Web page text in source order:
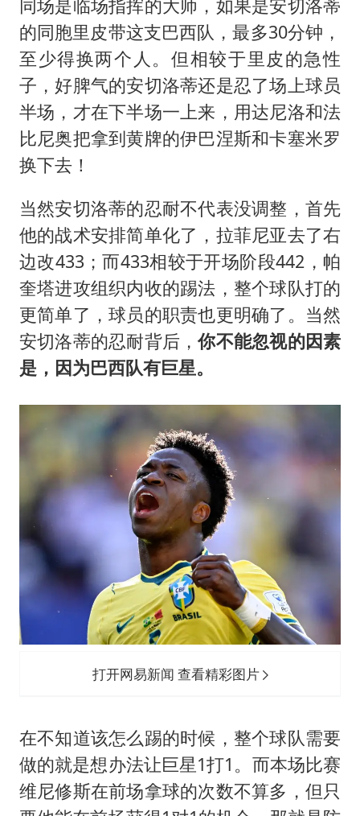
同场是临场指挥的大师，如果是安切洛蒂
的同胞里皮带这支巴西队，最多30分钟，
至少得换两个人。但相较于里皮的急性
子，好脾气的安切洛蒂还是忍了场上球员
半场，才在下半场一上来，用达尼洛和法
比尼奥把拿到黄牌的伊巴涅斯和卡塞米罗
换下去！
当然安切洛蒂的忍耐不代表没调整，首先
他的战术安排简单化了， 拉菲尼亚去了右
边改433；而433相较于开场阶段442，帕
奎塔进攻组织内收的踢法，整个球队打的
更简单了，球员的职责也更明确了。当然
安切洛蒂的忍耐背后，你不能忽视的因素
是，因为巴西队有巨星。
打开网易新闻 查看精彩图片
在不知道该怎么踢的时候，整个球队需要
做的就是想办法让巨星1打1。而本场比赛
维尼修斯在前场拿球的次数不算多，但只